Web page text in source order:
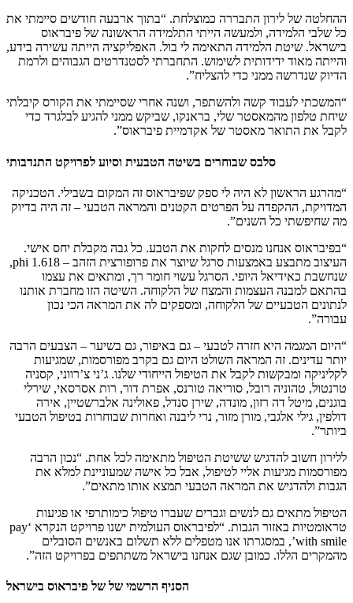
ההחלטה של לירון התבררה כמוצלחת. “בתוך ארבעה חודשים סיימתי את
כל שלבי הלמידה, ולמעשה הייתי התלמידה הראשונה של פיבראוס
בישראל. שיטת הלמידה התאימה לי בול. האפליקציה הייתה עשירה בידע,
והייתה מאוד ידידותית לשימוש. התחברתי לסטנדרטים הגבוהים ולרמת
הדיוק שנדרשה ממני כדי להצליח”.
“המשכתי לעבוד קשה ולהשתפר, ושנה אחרי שסיימתי את הקורס קיבלתי
שיחת טלפון מהמאסטר שלי, בראנקו, שביקש ממני להגיע לבלגרד כדי
לקבל את התואר מאסטר של אקדמיית פיבראוס”.
סלבס שבוחרים בשיטה הטבעית וסיוע לפרויקט התנדבותי
“מהרגע הראשון לא היה לי ספק שפיבראוס זה המקום בשבילי. הטכניקה
המדויקת, ההקפדה על הפרטים הקטנים והמראה הטבעי – זה היה בדיוק
מה שחיפשתי כל השנים”.
“בפיבראוס אנחנו מנסים לחקות את הטבע. כל גבה מקבלת יחס אישי.
העיצוב מתבצע באמצעות סרגל שיוצר את פרופורצית הזהב – phi 1.618,
שנחשבת כאידיאל היופי. הסרגל עשוי חומר רך, ומתאים את עצמו
בהתאם למבנה העצמות והמצח של הלקוחה. השיטה הזו מחברת אותנו
לנתונים הטבעיים של הלקוחה, ומספקים לה את המראה הכי נכון
עבורה”.
“היום המגמה היא חזרה לטבעי – גם באיפור, גם בשיער – הצבעים הרבה
יותר עדינים. זה המראה השולט היום גם בקרב מפורסמות, שמגיעות
לקליניקה ומבקשות לקבל את הטיפול הייחודי שלנו. ג’ני צ’רווני, קסניה
טרנטול, טהוניה רובל, סוריאה טורנס, אפרת דור, רות אסרסאי, שירלי
בוגנים, מיטל דה רזון, מונדה, שירן סנדל, פאולינה אלברשטיין, אירה
דולפין, גילי אלגבי, מורן מזור, נרי ליבנה ואחרות שבוחרות בטיפול הטבעי
ביותר”.
ללירון חשוב להדגיש ששיטת הטיפול מתאימה לכל אחת. “נכון הרבה
מפורסמות מגיעות אליי לטיפול, אבל כל אישה שמעוניינת למלא את
הגבות ולהדגיש את המראה הטבעי תמצא אותו מתאים”.
הטיפול מתאים גם לנשים וגברים שעברו טיפול כימותרפי או פגיעות
טראומטיות באזור הגבות. “לפיבראוס העולמית ישנו פרויקט הנקרא ‘pay
with smile’, במסגרתו אנו מטפלים ללא תשלום באנשים הסובלים
מהמקרים הללו. כמובן שגם אנחנו בישראל משתתפים בפרויקט הזה”.
הסניף הרשמי של של פיבראוס בישראל